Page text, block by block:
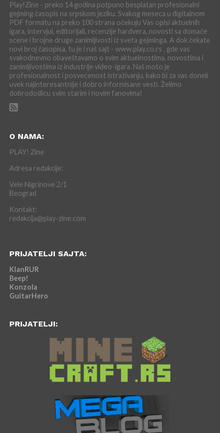
Play!Zine - preko 14 godina potpuno besplatan profesionalni
gejming časopis na srpskom jeziku. Svakog meseca u digitalnom
PDF formatu na preko 100 strana očekuju Vas opisi aktuelnih
igara, intervjui, editorijali, recenzije hardvera, novosti sa domaće
scene i brojne druge zanimljivosti iz sveta gejminga. A dok čekate
novi broj časopisa, tu je i naš sajt - www.play.co.rs , gde vas
svakodnevno obaveštavamo o svim aktuelnostima, novostima i
zanimljivostima iz industrije video-igara. Naš moto je
profesionalnost i posvećenost istraživanju, kako bi za vas doneli
uvek najinteresantnije i dobro informisane vesti. Želimo
dobrodošlicu svim starim i novim fanovima!
O NAMA:
PLAY! Zine
Adresa redakcije:
Vele Nigrinove 2/1
Beograd
Kontakt:
redakcija@play-zine.com
PRIJATELJI SAJTA:
KlanRUR
Beep!
Konzola
GuitarHero
PRIJATELJI: